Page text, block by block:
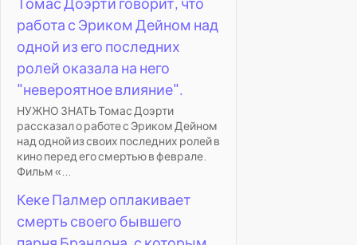
работа с Эриком Дейном над
одной из его последних
ролей оказала на него
"невероятное влияние".
НУЖНО ЗНАТЬ Томас Доэрти
рассказал о работе с Эриком Дейном
над одной из своих последних ролей в
кино перед его смертью в феврале.
Фильм «...
Кеке Палмер оплакивает
смерть своего бывшего